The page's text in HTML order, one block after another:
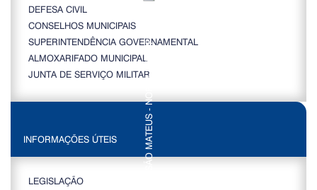
DEFESA CIVIL
CONSELHOS MUNICIPAIS
SUPERINTENDÊNCIA GOVERNAMENTAL
ALMOXARIFADO MUNICIPAL
JUNTA DE SERVIÇO MILITAR
INFORMAÇÕES ÚTEIS
LEGISLAÇÃO